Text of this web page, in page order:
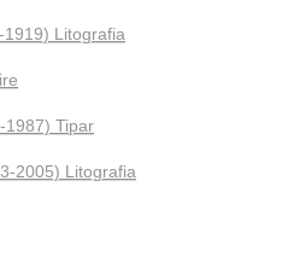
Litografia
1987) Tipar
2005) Litografia